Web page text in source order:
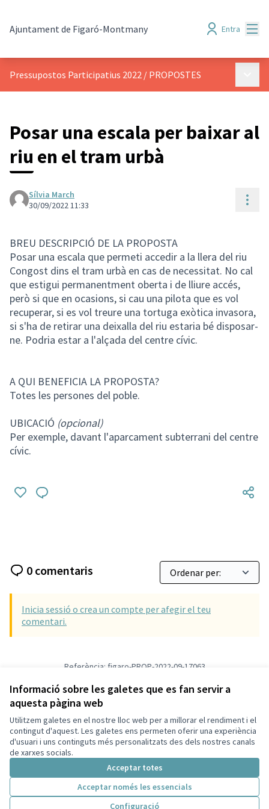
Informació sobre les galetes que es fan servir a
aquesta pàgina web
Utilitzem galetes en el nostre lloc web per a millorar el rendiment i el
contingut d'aquest. Les galetes ens permeten oferir una experiència
d'usuari i uns continguts més personalitzats des dels nostres canals
de xarxes socials.
Acceptar totes
Acceptar només les essencials
Configuració
Ajuntament de Figaró-Montmany Entra
Pressupostos Participatius 2022 / PROPOSTES
Posar una escala per baixar al
riu en el tram urbà
Sílvia March
30/09/2022 11:33
BREU DESCRIPCIÓ DE LA PROPOSTA
Posar una escala que permeti accedir a la llera del riu
Congost dins el tram urbà en cas de necessitat. No cal
que estigui permanentment oberta i de lliure accés,
però si que en ocasions, si cau una pilota que es vol
recuperar, si es vol treure una tortuga exòtica invasora,
si s'ha de retirar una deixalla del riu estaria bé disposar-
ne. Podria estar a l'alçada del centre cívic.
A QUI BENEFICIA LA PROPOSTA?
Totes les persones del poble.
UBICACIÓ (opcional)
Per exemple, davant l'aparcament subterrani del centre
cívic.
0 comentaris
Inicia sessió o crea un compte per afegir el teu
comentari.
Referència: figaro-PROP-2022-09-17063
Verifica l'empremta digital
Termes i condicions d'ús
Configuració de les galetes
Triar la llenguaElegir el idioma
Amb
(Enllaç